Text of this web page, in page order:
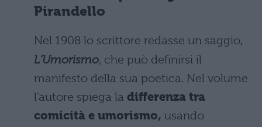
Pirandello
Nel 1908 lo scrittore redasse un saggio,
L’Umorismo, che può definirsi il
manifesto della sua poetica. Nel volume
l’autore spiega la differenza tra
comicità e umorismo, usando